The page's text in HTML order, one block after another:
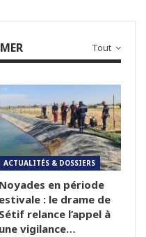
Tout
ACTUALITÉS & DOSSIERS
Noyades en période
estivale : le drame de
Sétif relance l’appel à
une vigilance…